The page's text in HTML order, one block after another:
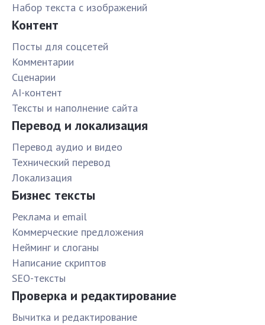
Набор текста с изображений
Контент
Посты для соцсетей
Комментарии
Сценарии
AI-контент
Тексты и наполнение сайта
Перевод и локализация
Перевод аудио и видео
Технический перевод
Локализация
Бизнес тексты
Реклама и email
Коммерческие предложения
Нейминг и слоганы
Написание скриптов
SEO-тексты
Проверка и редактирование
Вычитка и редактирование